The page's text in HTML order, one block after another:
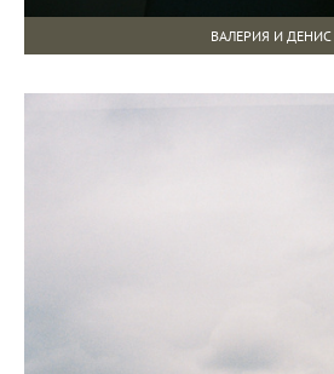
ВАЛЕРИЯ И ДЕНИС